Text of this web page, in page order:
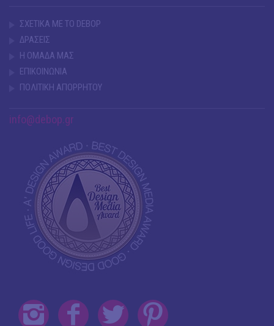
ΣΧΕΤΙΚΑ ΜΕ ΤΟ DEBOP
ΔΡΑΣΕΙΣ
Η ΟΜΑΔΑ ΜΑΣ
ΕΠΙΚΟΙΝΩΝΙΑ
ΠΟΛΙΤΙΚΗ ΑΠΟΡΡΗΤΟΥ
info@debop.gr